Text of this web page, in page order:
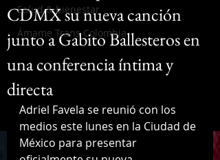
Salud & bienestar
Ámame Trans Colombia
CDMX su nueva canción
junto a Gabito Ballesteros en
una conferencia íntima y
directa
Adriel Favela se reunió con los
medios este lunes en la Ciudad de
México para presentar